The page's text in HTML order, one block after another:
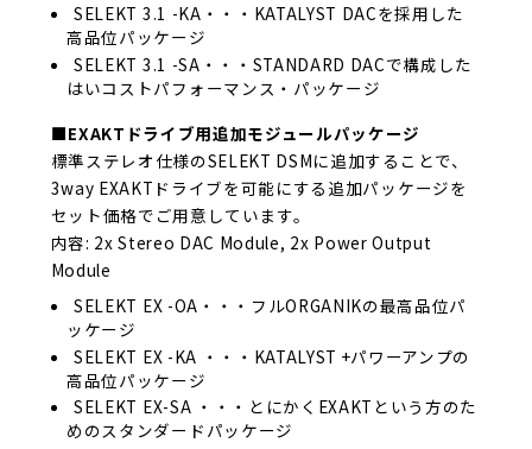
SELEKT 3.1 -KA・・・KATALYST DACを採用した
高品位パッケージ
SELEKT 3.1 -SA・・・STANDARD DACで構成した
はいコストパフォーマンス・パッケージ
■EXAKTドライブ用追加モジュールパッケージ
標準ステレオ仕様のSELEKT DSMに追加することで、
3way EXAKTドライブを可能にする追加パッケージを
セット価格でご用意しています。
内容: 2x Stereo DAC Module, 2x Power Output
Module
SELEKT EX -OA・・・フルORGANIKの最高品位パ
ッケージ
SELEKT EX -KA ・・・KATALYST +パワーアンプの
高品位パッケージ
SELEKT EX-SA ・・・とにかくEXAKTという方のた
めのスタンダードパッケージ